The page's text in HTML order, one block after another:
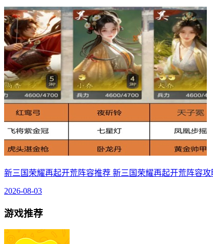
新三国荣耀再起开荒阵容推荐 新三国荣耀再起开荒阵容攻
2026-08-03
游戏推荐